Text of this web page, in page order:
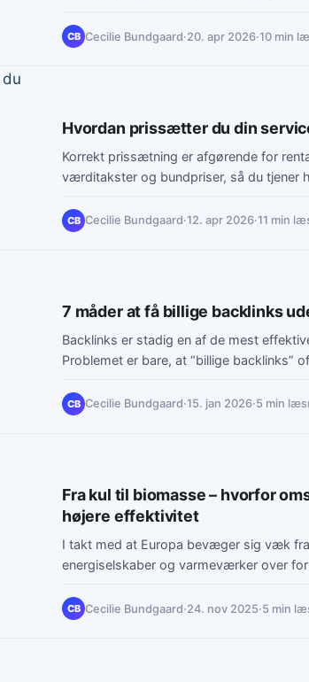
CB Cecilie Bundgaard·20. apr 2026·10 min
Hvordan prissætter du din
Korrekt prissætning er afgørende for
værditakster og bundpriser, så du tjener
CB Cecilie Bundgaard·12. apr 2026·11 min
7 måder at få billige backlinks
Backlinks er stadig en af de mest
Problemet er bare, at “billige backlinks”
CB Cecilie Bundgaard·15. jan 2026·5 min
Fra kul til biomasse – hvorfor
højere effektivitet
I takt med at Europa bevæger sig væk
energiselskaber og varmeværker over
CB Cecilie Bundgaard·24. nov 2025·5 min